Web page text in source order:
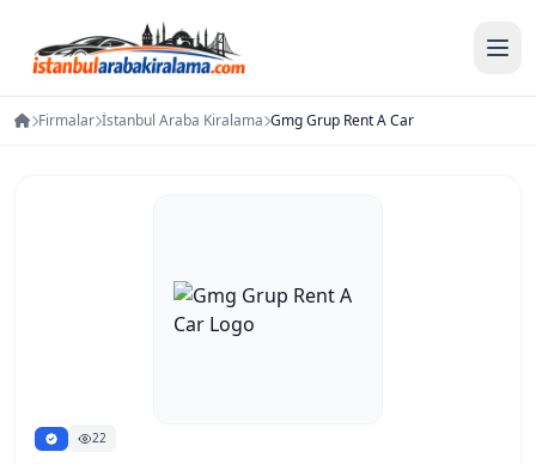
Firmalar İstanbul Araba Kiralama Gmg Grup Rent A Car
22